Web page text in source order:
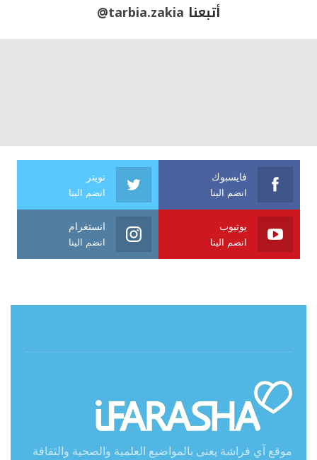
أتبعنا @tarbia.zakia
فايسبوك
انضم الينا
تويتر
انضم الينا
يوتيوب
انضم الينا
انستغرام
انضم الينا
موقع آي فراشة يعنى بالمواضيع العلمية والصحية والثقافة